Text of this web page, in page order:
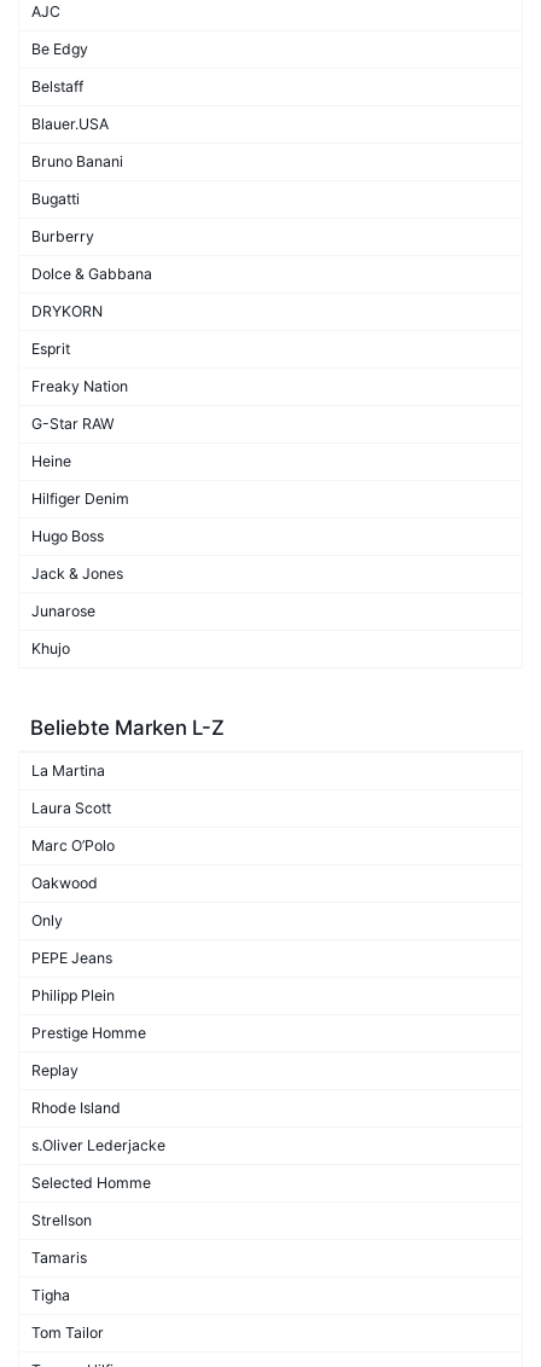
AJC
Be Edgy
Belstaff
Blauer.USA
Bruno Banani
Bugatti
Burberry
Dolce & Gabbana
DRYKORN
Esprit
Freaky Nation
G-Star RAW
Heine
Hilfiger Denim
Hugo Boss
Jack & Jones
Junarose
Khujo
Beliebte Marken L-Z
La Martina
Laura Scott
Marc O’Polo
Oakwood
Only
PEPE Jeans
Philipp Plein
Prestige Homme
Replay
Rhode Island
s.Oliver Lederjacke
Selected Homme
Strellson
Tamaris
Tigha
Tom Tailor